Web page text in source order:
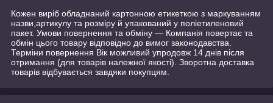
Кожен виріб обладнаний картонною етикеткою з маркуванням
назви,артикулу та розміру й упакований у поліетиленовий
пакет. Умови повернення та обміну — Компанія повертає та
обмін цього товару відповідно до вимог законодавства.
Терміни повернення Вік можливий упродовж 14 днів після
отримання (для товарів належної якості). Зворотна доставка
товарів відбувається завдяки покупцям.